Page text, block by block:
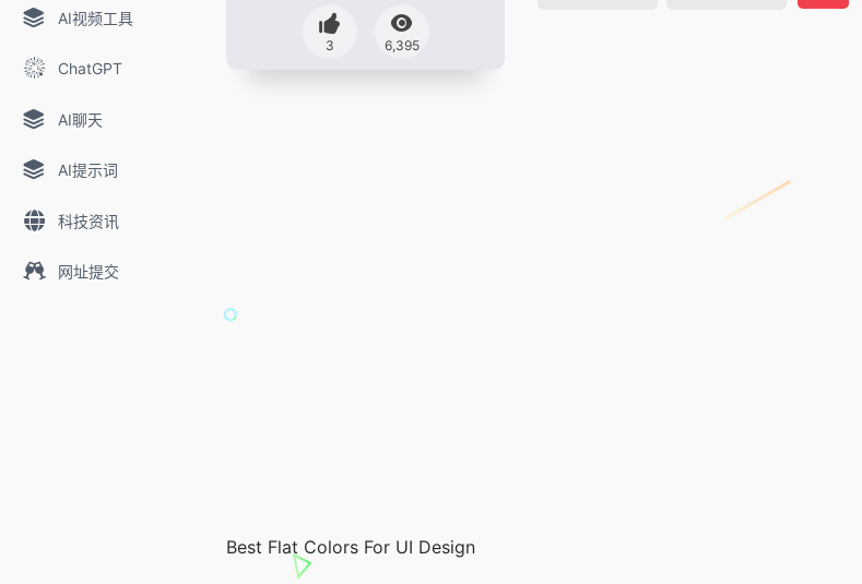
AI视频工具
ChatGPT
AI聊天
AI提示词
科技资讯
网址提交
3 6,395
Best Flat Colors For UI Design